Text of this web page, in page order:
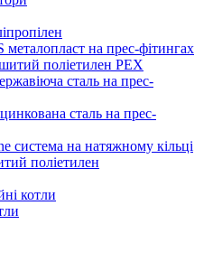
на прес-фітингах
поліетилен PEX
сталь на прес-
сталь на прес-
система на натяжному кільці
поліетилен
котли